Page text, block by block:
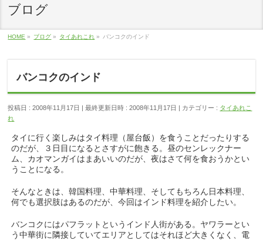
ブログ
HOME » ブログ » タイあれこれ » バンコクのインド
バンコクのインド
投稿日 : 2008年11月17日 最終更新日時 : 2008年11月17日 カテゴリー : タイあれこ
れ
タイに行く楽しみはタイ料理（屋台飯）を食うことだったりする
のだが、３日目になるとさすがに飽きる。昼のセンレックナー
ム、カオマンガイはまあいいのだが、夜はさて何を食おうかとい
うことになる。
そんなときは、韓国料理、中華料理、そしてもちろん日本料理、
何でも選択肢はあるのだが、今回はインド料理を紹介したい。
バンコクにはパフラットというインド人街がある。ヤワラーとい
う中華街に隣接していてエリアとしてはそれほど大きくなく、電